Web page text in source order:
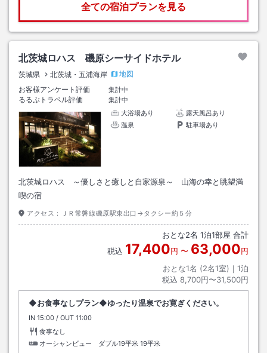
全ての宿泊プランを見る
北茨城ロハス 磯原シーサイドホテル
茨城県 北茨城・五浦海岸
地図
お客様アンケート評価
集計中
るるぶトラベル評価
集計中
大浴場あり
露天風呂あり
温泉
駐車場あり
北茨城ロハス ～優しさと癒しと自家源泉～ 山海の幸と眺望満
喫の宿
アクセス： ＪＲ常磐線磯原駅東出口→タクシー約５分
おとな2名 1泊1部屋 合計
税込 17,400円 〜 63,000円
おとな1名 (2名1室)｜ 1泊
税込 8,700円〜31,500円
◆お食事なしプラン◆ゆったり温泉でお寛ぎください。
IN チェックイン
15:00 / OUT チェックアウト
11:00
食事なし
オーシャンビュー ダブル19平米 19平米